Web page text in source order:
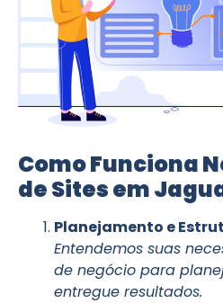
Como Funciona
de Sites em
Planejamento e
Entendemos suas
de negócio para
entregue resultados.